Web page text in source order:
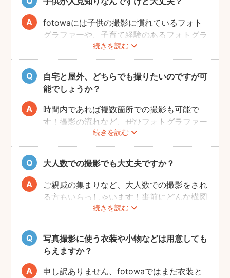
続きを読む
fotowaには子供の撮影に慣れているフォト
グラファーや、子育て経験のあるフォトグラ
ファーがたくさんいます！お子様のペースに
合わせて撮影をするので、人見知りのお子様
でも自然な表情を引き出してくれます。
自宅と屋外、どちらでも撮りたいのですが可
能でしょうか？
続きを読む
時間内であれば複数箇所での撮影も可能で
す！撮影の流れなど、ぜひフォトグラファー
に相談してみてください。
大人数での撮影でも大丈夫ですか？
続きを読む
ご親戚の集まりなど、大人数での撮影をされ
る方もいらっしゃいます！事前にどんな構図
で撮りたいのかなどフォトグラファーとすり
合わせておくと、当日スムーズに撮影ができ
るのでおすすめです。
写真撮影に使う衣装や小物などは用意しても
らえますか？
申し訳ありません、fotowaではまだ衣装と